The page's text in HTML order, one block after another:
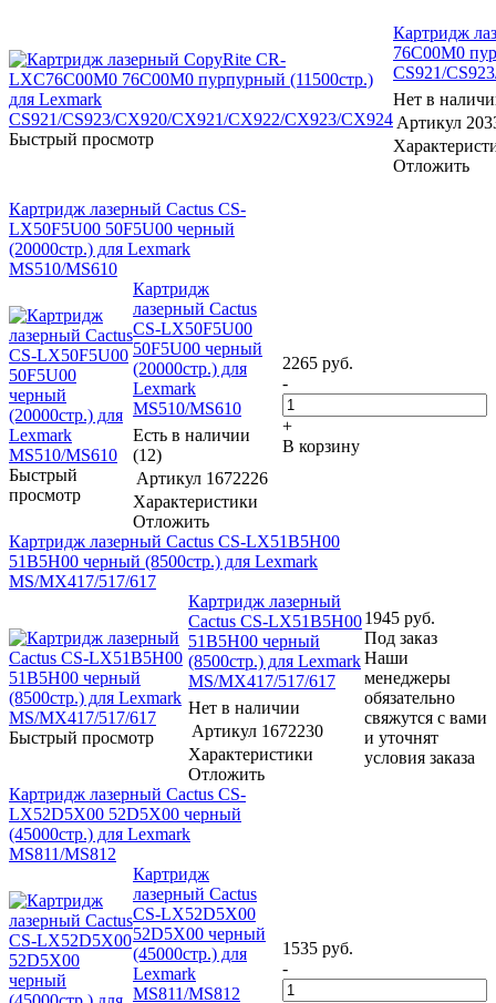
Быстрый просмотр
Картридж
76C00M0
CS921/
Нет в
Артикул
Отложить
Картридж лазерный Cactus CS-
LX50F5U00 50F5U00 черный
(20000стр.) для Lexmark
MS510/MS610
Быстрый
просмотр
Картридж
лазерный Cactus
CS-LX50F5U00
50F5U00 черный
(20000стр.) для
Lexmark
MS510/MS610
Есть в наличии
(12)
Артикул 1672226
Характеристики
Отложить
2265 руб.
-
+
В корзину
Картридж лазерный Cactus CS-LX51B5H00
51B5H00 черный (8500стр.) для Lexmark
MS/MX417/517/617
Быстрый просмотр
Картридж лазерный
Cactus CS-LX51B5H00
51B5H00 черный
(8500стр.) для Lexmark
MS/MX417/517/617
Нет в наличии
Артикул 1672230
Характеристики
Отложить
1945 руб.
Под заказ
Наши
менеджеры
обязательно
свяжутся с вами
и уточнят
условия заказа
Картридж лазерный Cactus CS-
LX52D5X00 52D5X00 черный
(45000стр.) для Lexmark
MS811/MS812
Картридж
лазерный Cactus
CS-LX52D5X00
52D5X00 черный
(45000стр.) для
Lexmark
MS811/MS812
1535 руб.
-